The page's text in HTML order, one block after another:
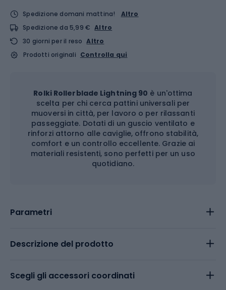
Spedizione domani mattina!
Altro
Spedizione da 5,99 € Altro
30 giorni per il reso Altro
Prodotti originali Controlla qui
Rolki Rollerblade Lightning 90 è un'ottima
scelta per chi cerca pattini universali per
muoversi in città, per lavoro o per rilassanti
passeggiate. Dotati di un guscio ventilato e
rinforzi attorno alle caviglie, offrono stabilità,
comfort e un controllo eccellente. Grazie ai
materiali resistenti, sono perfetti per un uso
quotidiano.
Parametri
Descrizione del prodotto
Scegli gli accessori coordinati